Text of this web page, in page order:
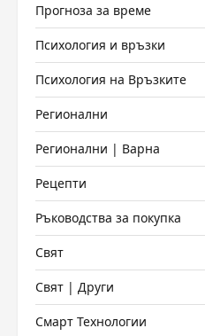
Прогноза за време
Психология и връзки
Психология на Връзките
Регионални
Регионални | Варна
Рецепти
Ръководства за покупка
Свят
Свят | Други
Смарт Технологии